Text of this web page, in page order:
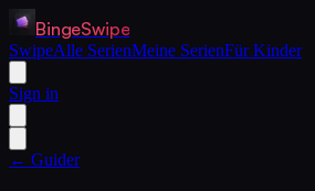
BingeSwipe
SwipeAlle SerienMeine SerienFür Kinder
Sign in
← Guider